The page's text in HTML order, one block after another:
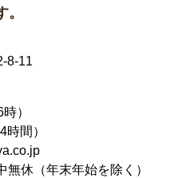
8-11
）
間）
無休（年末年始を除く）